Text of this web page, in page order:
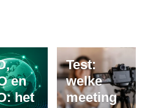
en
het
Test:
welke
meeting